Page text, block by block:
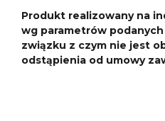
Produkt realizowany na
wg parametrów
związku z czym nie jest
odstąpienia od umowy